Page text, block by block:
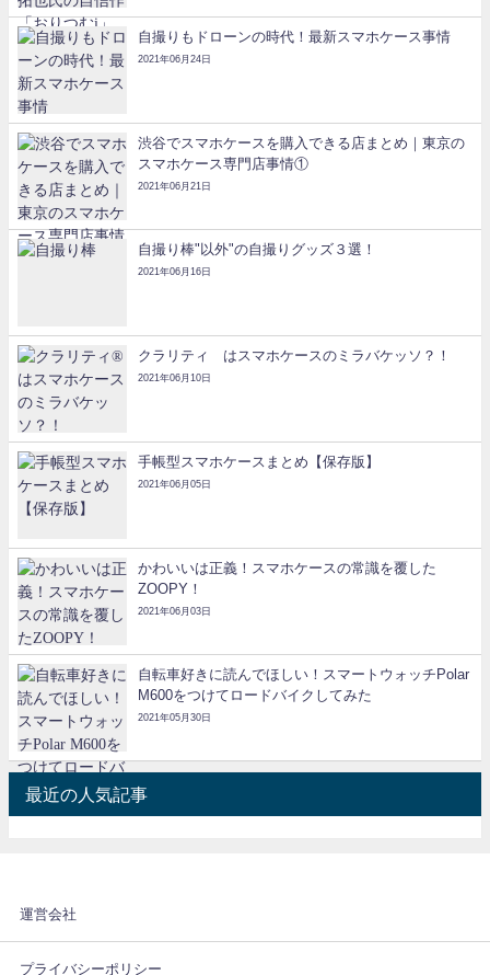
自撮りもドローンの時代！最新スマホケース事情
2021年06月24日
渋谷でスマホケースを購入できる店まとめ｜東京の
スマホケース専門店事情①
2021年06月21日
自撮り棒"以外"の自撮りグッズ３選！
2021年06月16日
クラリティ®はスマホケースのミラバケッソ？！
2021年06月10日
手帳型スマホケースまとめ【保存版】
2021年06月05日
かわいいは正義！スマホケースの常識を覆した
ZOOPY！
2021年06月03日
自転車好きに読んでほしい！スマートウォッチPolar
M600をつけてロードバイクしてみた
2021年05月30日
最近の人気記事
運営会社
プライバシーポリシー